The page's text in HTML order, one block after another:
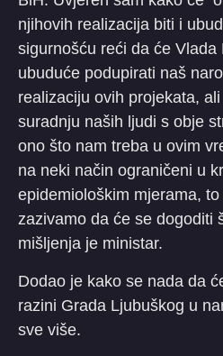
njihovih realizacija biti i
sigurnošću reći da će Vlada
ubuduće podupirati naš
realizaciju ovih projekata,
suradnju naših ljudi s obje
ono što nam treba u ovim
na neki način ograničeni u
epidemiološkim mjerama,
zazivamo da će se dogoditi
mišljenja je ministar.
Dodao je kako se nada da
razini Grada Ljubuškog u
sve više.